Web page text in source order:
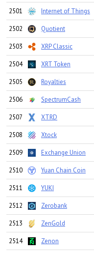
2501 Internet of Things
2502 Quotient
2503 XRP Classic
2504 XRT Token
2505 Royalties
2506 SpectrumCash
2507 XTRD
2508 Xtock
2509 Exchange Union
2510 Yuan Chain Coin
2511 YUKI
2512 Zerobank
2513 ZenGold
2514 Zenon